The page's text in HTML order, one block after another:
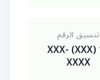
تنسيق الرقم
+1 (XXX) XXX-
XXXX